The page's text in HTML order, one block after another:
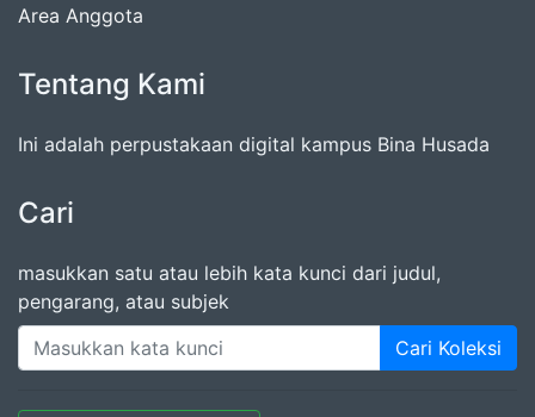
Area Anggota
Tentang Kami
Ini adalah perpustakaan digital kampus Bina Husada
Cari
masukkan satu atau lebih kata kunci dari judul,
pengarang, atau subjek
Cari Koleksi